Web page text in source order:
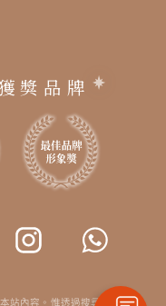
獎品牌
站內容。惟透過搜尋